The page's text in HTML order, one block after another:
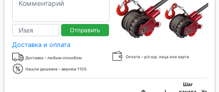
Отправить
Доставка и оплата
Доставка – любым способом Оплата – р/с юр. лица или карта
Нашли дешевле – вернем 110%
Шаг